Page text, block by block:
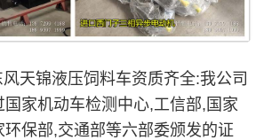
风天锦液压饲料车资质齐全:我公司
国家机动车检测中心,工信部,国家
环保部,交通部等六部委颁发的证